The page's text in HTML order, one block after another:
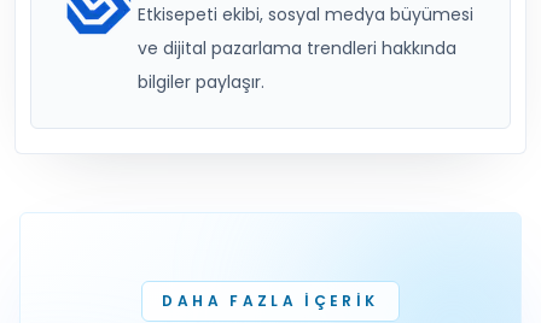
Etkisepeti ekibi, sosyal medya büyümesi
ve dijital pazarlama trendleri hakkında
bilgiler paylaşır.
DAHA FAZLA IÇERIK